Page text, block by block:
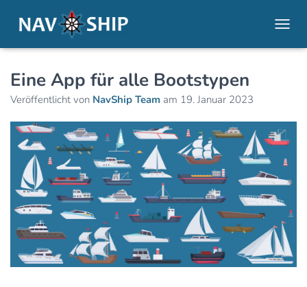
Eine App für alle Bootstypen
Veröffentlicht von NavShip Team am 19. Januar 2023